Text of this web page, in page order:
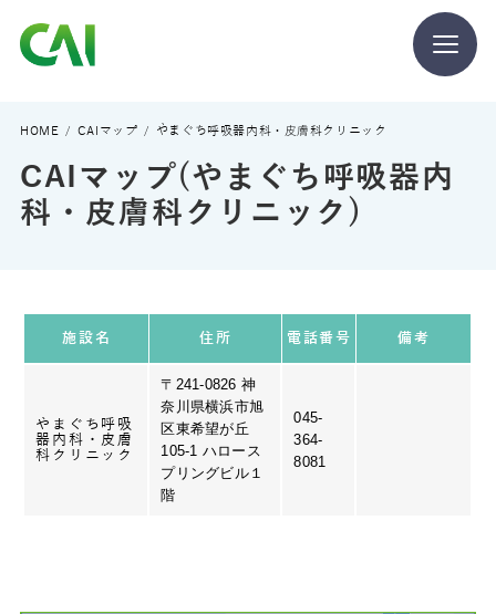
CAIとは
CAIを目指す方へ
HOME CAIマップ やまぐち呼吸器内科・皮膚科クリニック
CAIマップ(やまぐち呼吸器内
科・皮膚科クリニック)
施設名 住所 電話番号 備考
やまぐち呼吸
器内科・皮膚
科クリニック
〒241-0826 神
奈川県横浜市旭
区東希望が丘
105-1 ハロース
プリングビル１
階
045-
364-
8081